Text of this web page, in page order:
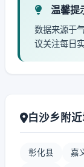
温馨提
数据来源于
议关注每日
白沙乡附
彰化县 嘉